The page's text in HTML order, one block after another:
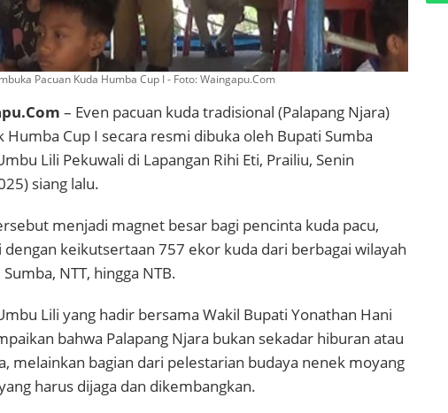
Pacuan Kuda Humba Cup I - Foto: Waingapu.Com
– Even pacuan kuda tradisional (Palapang Njara)
Humba Cup I secara resmi dibuka oleh Bupati Sumba
Lili Pekuwali di Lapangan Rihi Eti, Prailiu, Senin
siang lalu.
menjadi magnet besar bagi pencinta kuda pacu,
keikutsertaan 757 ekor kuda dari berbagai wilayah
NTT, hingga NTB.
Lili yang hadir bersama Wakil Bupati Yonathan Hani
bahwa Palapang Njara bukan sekadar hiburan atau
melainkan bagian dari pelestarian budaya nenek moyang
harus dijaga dan dikembangkan.